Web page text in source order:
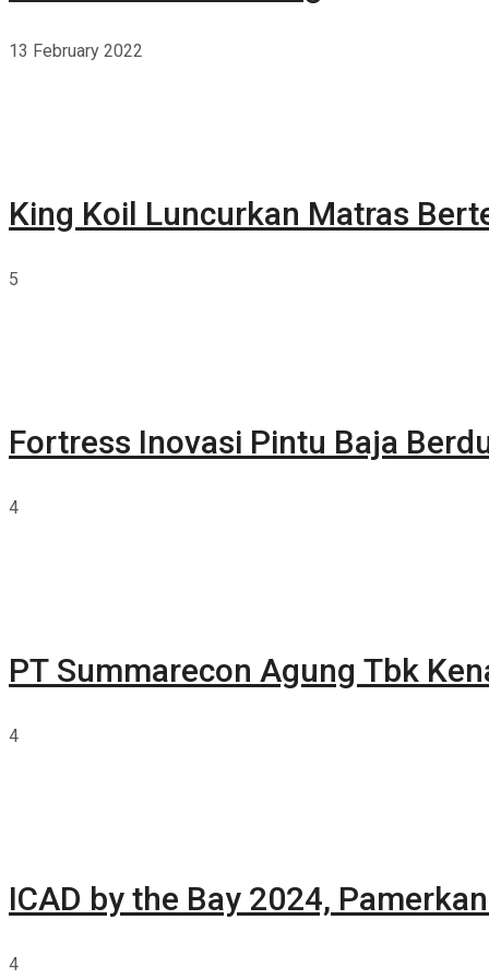
13 February 2022
King Koil Luncurkan Matras
5
Fortress Inovasi Pintu Baja
4
PT Summarecon Agung Tbk
4
ICAD by the Bay 2024,
4